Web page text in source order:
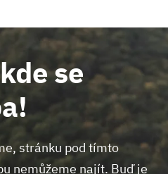
se
stránku pod tímto
nemůžeme najít. Buď je